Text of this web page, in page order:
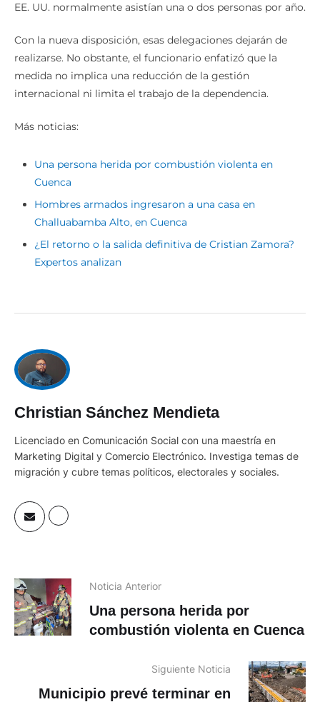
EE. UU. normalmente asistían una o dos personas por año.
Con la nueva disposición, esas delegaciones dejarán de
realizarse. No obstante, el funcionario enfatizó que la
medida no implica una reducción de la gestión
internacional ni limita el trabajo de la dependencia.
Más noticias:
Una persona herida por combustión violenta en
Cuenca
Hombres armados ingresaron a una casa en
Challuabamba Alto, en Cuenca
¿El retorno o la salida definitiva de Cristian Zamora?
Expertos analizan
Christian Sánchez Mendieta
Licenciado en Comunicación Social con una maestría en
Marketing Digital y Comercio Electrónico. Investiga temas de
migración y cubre temas políticos, electorales y sociales.
Noticia Anterior
Una persona herida por
combustión violenta en Cuenca
Siguiente Noticia
Municipio prevé terminar en